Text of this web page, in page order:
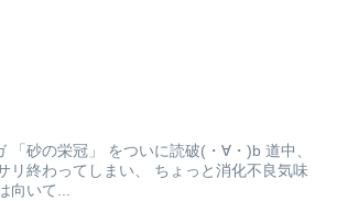
には向いて...